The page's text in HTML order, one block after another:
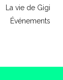
La vie de Gigi
Événements